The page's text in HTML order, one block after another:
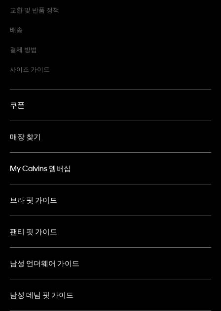
교환 및 반품 정책
배송
결제 방법
사이즈 가이드
쿠폰
매장 찾기
My Calvins 멤버십
브라 핏 가이드
팬티 핏 가이드
남성 언더웨어 가이드
남성 데님 핏 가이드